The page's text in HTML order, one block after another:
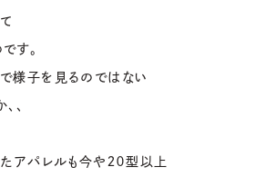
す。
様子を見るのではない
、
アパレルも今や２０型以上